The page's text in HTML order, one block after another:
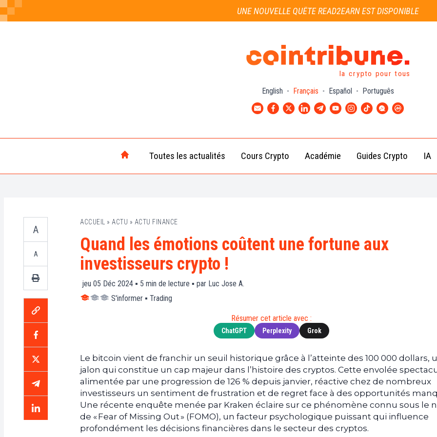
UNE NOUVELLE QUÊTE READ2EARN EST DISPONIBLE
la crypto pour tous
English - Français - Español - Português
Toutes les actualités
Crypto
Actu
Web3
Cours Crypto
(BTC)
XRP
(XRP)
Académie
Débutant
Intermédiaire
Guides Crypto IA
A
A
ACCUEIL » ACTU » ACTU FINANCE
Quand les émotions coûtent une fortune aux
investisseurs crypto !
jeu 05 Déc 2024 ▪ 5 min de lecture ▪ par Luc Jose A.
S'informer ▪ Trading
Résumer cet article avec :
ChatGPT Perplexity Grok
Le bitcoin vient de franchir un seuil historique grâce à l’atteinte des 100 000 dollars,
jalon qui constitue un cap majeur dans l’histoire des cryptos. Cette envolée
alimentée par une progression de 126 % depuis janvier, réactive chez de nombreux
investisseurs un sentiment de frustration et de regret face à des opportunités
Une récente enquête menée par Kraken éclaire sur ce phénomène connu sous le
de « Fear of Missing Out » (FOMO), un facteur psychologique puissant qui influence
profondément les décisions financières dans le secteur des cryptos.